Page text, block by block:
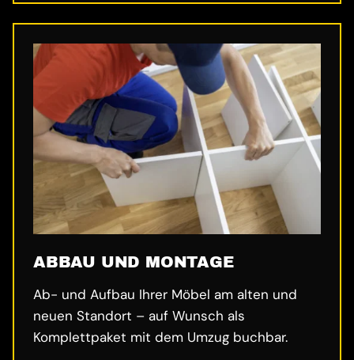
ABBAU UND MONTAGE
Ab- und Aufbau Ihrer Möbel am alten und
neuen Standort – auf Wunsch als
Komplettpaket mit dem Umzug buchbar.